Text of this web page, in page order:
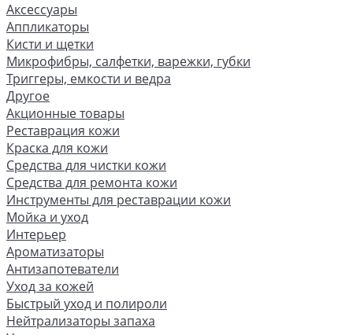
Аксессуары
Аппликаторы
Кисти и щетки
Микрофибры, салфетки, варежки, губки
Триггеры, емкости и ведра
Другое
Акционные товары
Реставрация кожи
Краска для кожи
Средства для чистки кожи
Средства для ремонта кожи
Инструменты для реставрации кожи
Мойка и уход
Интерьер
Ароматизаторы
Антизапотеватели
Уход за кожей
Быстрый уход и полироли
Нейтрализаторы запаха